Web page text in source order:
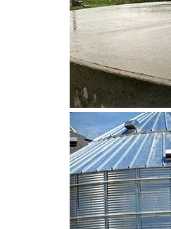
CLIQUEZ POUR